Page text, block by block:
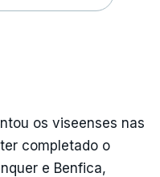
os viseenses nas
completado o
e Benfica,